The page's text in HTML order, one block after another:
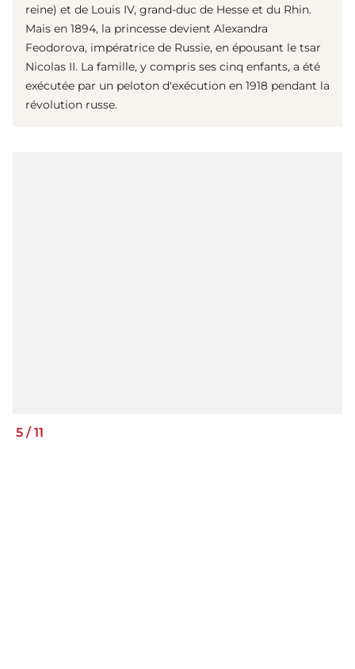
reine) et de Louis IV, grand-duc de Hesse et du Rhin.
Mais en 1894, la princesse devient Alexandra
Feodorova, impératrice de Russie, en épousant le tsar
Nicolas II. La famille, y compris ses cinq enfants, a été
exécutée par un peloton d'exécution en 1918 pendant la
révolution russe.
5 / 11